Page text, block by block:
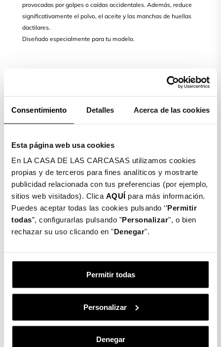
Consentimiento Detalles Acerca de las cookies
Esta página web usa cookies
En LA CASA DE LAS CARCASAS utilizamos cookies
propias y de terceros para fines analíticos y mostrarte
publicidad relacionada con tus preferencias (por ejemplo,
sitios web visitados). Clica AQUÍ para más información.
Puedes aceptar todas las cookies pulsando ‘’Permitir
todas”, configurarlas pulsando "Personalizar", o bien
rechazar su uso clicando en "Denegar".
Permitir todas
Personalizar
Denegar
provocadas por golpes o caídas accidentales. Además, reduce
significativamente el polvo, el aceite y las manchas de huellas
dactilares.
Diseñado especialmente para tu modelo.
Evita la fatiga ocular
sol y el uso de los dispositivos móviles son algunas
de las fuentes de emisión de este tipo de luz.
Nuestro Cristal Templado Completo Blue Ray
dispone de un avanzado filtro de luz Blue Ray para
bloquear parte de la luz que pueda dañar tu vista,
evitando fatiga ocular. Por lo tanto, evita el 100%
de los rayos UV y un 65% de luz azul.
toallita húmeda (Wet) y posteriormente secamos con la